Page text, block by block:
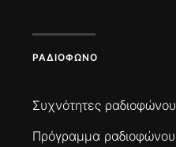
ΡΑΔΙΌΦΩΝΟ
Συχνότητες ραδιοφώνου
Πρόγραμμα ραδιοφώνου